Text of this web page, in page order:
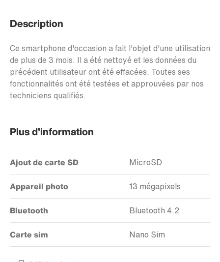
Description
Ce smartphone d'occasion a fait l'objet d'une utilisation
de plus de 3 mois. Il a été nettoyé et les données du
précédent utilisateur ont été effacées. Toutes ses
fonctionnalités ont été testées et approuvées par nos
techniciens qualifiés.
Plus d’information
Ajout de carte SD MicroSD
Appareil photo 13 mégapixels
Bluetooth Bluetooth 4.2
Carte sim Nano Sim